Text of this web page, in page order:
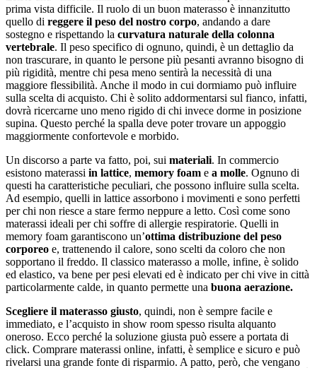
prima vista difficile. Il ruolo di un buon materasso è innanzitutto
quello di reggere il peso del nostro corpo, andando a dare
sostegno e rispettando la curvatura naturale della colonna
vertebrale. Il peso specifico di ognuno, quindi, è un dettaglio da
non trascurare, in quanto le persone più pesanti avranno bisogno di
più rigidità, mentre chi pesa meno sentirà la necessità di una
maggiore flessibilità. Anche il modo in cui dormiamo può influire
sulla scelta di acquisto. Chi è solito addormentarsi sul fianco, infatti,
dovrà ricercarne uno meno rigido di chi invece dorme in posizione
supina. Questo perché la spalla deve poter trovare un appoggio
maggiormente confortevole e morbido.
Un discorso a parte va fatto, poi, sui materiali. In commercio
esistono materassi in lattice, memory foam e a molle. Ognuno di
questi ha caratteristiche peculiari, che possono influire sulla scelta.
Ad esempio, quelli in lattice assorbono i movimenti e sono perfetti
per chi non riesce a stare fermo neppure a letto. Così come sono
materassi ideali per chi soffre di allergie respiratorie. Quelli in
memory foam garantiscono un’ottima distribuzione del peso
corporeo e, trattenendo il calore, sono scelti da coloro che non
sopportano il freddo. Il classico materasso a molle, infine, è solido
ed elastico, va bene per pesi elevati ed è indicato per chi vive in città
particolarmente calde, in quanto permette una buona aerazione.
Scegliere il materasso giusto, quindi, non è sempre facile e
immediato, e l’acquisto in show room spesso risulta alquanto
oneroso. Ecco perché la soluzione giusta può essere a portata di
click. Comprare materassi online, infatti, è semplice e sicuro e può
rivelarsi una grande fonte di risparmio. A patto, però, che vengano